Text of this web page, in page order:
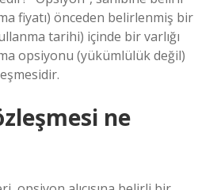
fiyatı) önceden belirlenmiş bir
tarihi) içinde bir varlığı
opsiyonu (yükümlülük değil)
ne